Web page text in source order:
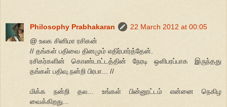
Philosophy Prabhakaran
22 March 2012 at 00:05
@ உலக சினிமா ரசிகன்
// தங்கள் பதிவை தினமும் எதிர்பார்த்தேன்.
ரசிகர்களின் கொண்டாட்டத்தின் நேரடி ஒளிபரப்பாக இருந்தது
தங்கள் பதிவு.நன்றி பிரபா... //
மிக்க நன்றி தல... உங்கள் பின்னூட்டம் என்னை நெகிழ
வைக்கிறது...